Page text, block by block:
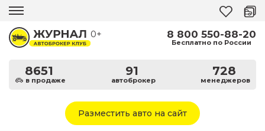
0+
8651
в продаже
91
автоброкер
728
менеджеров
8 800 550-88-20
Бесплатно по России
Разместить авто на сайт